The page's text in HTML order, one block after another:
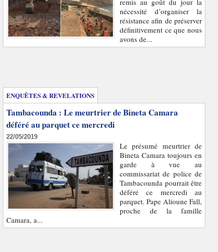
remis au goût du jour la
nécessité d’organiser la
résistance afin de préserver
définitivement ce que nous
avons de...
ENQUÊTES & REVELATIONS
Tambacounda : Le meurtrier de Bineta Camara
déféré au parquet ce mercredi
22/05/2019
Le présumé meurtrier de
Bineta Camara toujours en
garde à vue au
commissariat de police de
Tambacounda pourrait être
déféré ce mercredi au
parquet. Pape Alioune Fall,
proche de la famille
Camara, a...